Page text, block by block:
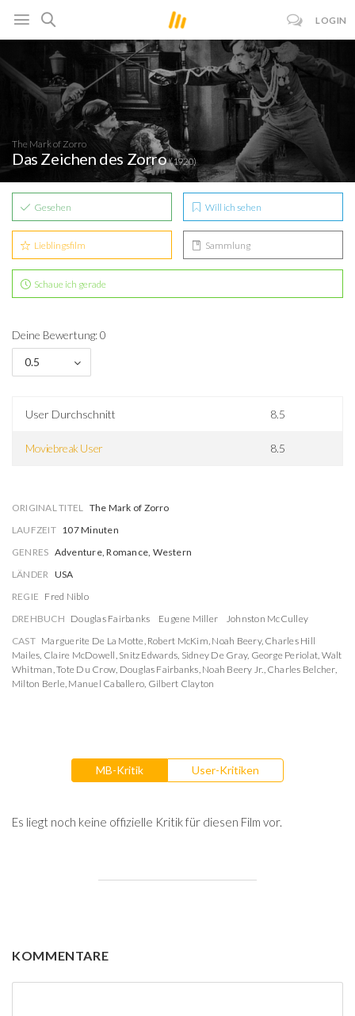
LOGIN
The Mark of Zorro
Das Zeichen des Zorro(1920)
Gesehen Will ich sehen
Lieblingsfilm Sammlung
Schaue ich gerade
Deine Bewertung: 0
0.5
User Durchschnitt 8.5
Moviebreak User 8.5
ORIGINAL TITEL The Mark of Zorro
LAUFZEIT 107 Minuten
GENRES Adventure, Romance, Western
LÄNDER USA
REGIE Fred Niblo
DREHBUCH Douglas Fairbanks Eugene Miller
Johnston McCulley
CAST Marguerite De La Motte, Robert McKim, Noah Beery, Charles Hill
Mailes, Claire McDowell, Snitz Edwards, Sidney De Gray, George Periolat, Walt
Whitman,Tote Du Crow, Douglas Fairbanks, Noah Beery Jr., Charles Belcher,
Milton Berle, Manuel Caballero, Gilbert Clayton
MB-Kritik User-Kritiken
Es liegt noch keine offizielle Kritik für diesen Film vor.
KOMMENTARE